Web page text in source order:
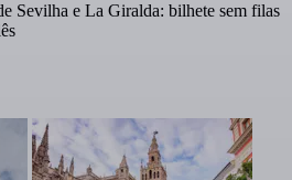
Sevilha e La Giralda: bilhete sem filas